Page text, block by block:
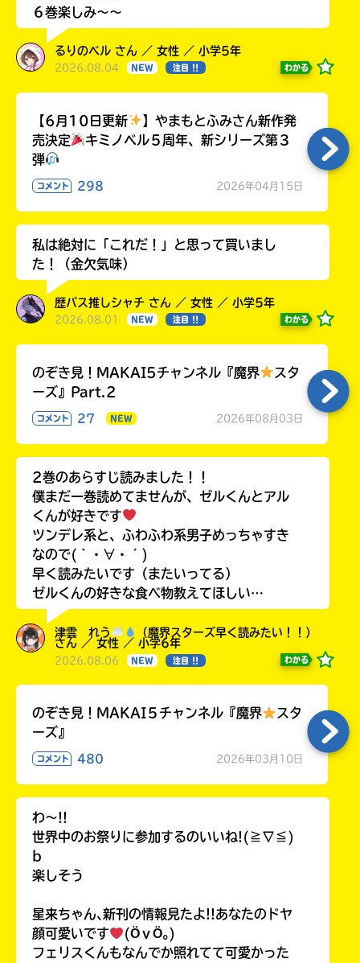
６巻楽しみ～～
るりのベル さん ／ 女性 ／ 小学5年
2026.08.04 NEW 注目 !! わかる
【6月10日更新
】やまもとふみさん新作発
売決定
キミノベル５周年、新シリーズ第３
弾
コメント 298 2026年04月15日
私は絶対に「これだ！」と思って買いまし
た！（金欠気味）
歴バス推しシャチ さん ／ 女性 ／ 小学5年
2026.08.01 NEW 注目 !! わかる
のぞき見！MAKAI5チャンネル『魔界
スタ
ーズ』Part.2
コメント 27 NEW 2026年08月03日
2巻のあらすじ読みました！！
僕まだ一巻読めてませんが、ゼルくんとアル
くんが好きです
ツンデレ系と、ふわふわ系男子めっちゃすき
なので(｀・∀・´)
早く読みたいです（またいってる）
ゼルくんの好きな食べ物教えてほしい…
津雲 れう
（魔界スターズ早く読みたい！！）
さん ／ 女性 ／ 小学6年
2026.08.06 NEW 注目 !! わかる
のぞき見！MAKAI５チャンネル『魔界
スタ
ーズ』
コメント 480 2026年03月10日
わ〜!!
世界中のお祭りに参加するのいいね!(≧∇≦)
b
楽しそう
星来ちゃん､新刊の情報見たよ!!あなたのドヤ
顔可愛いです
(ӦｖӦ｡)
フェリスくんもなんでか照れてて可愛かった